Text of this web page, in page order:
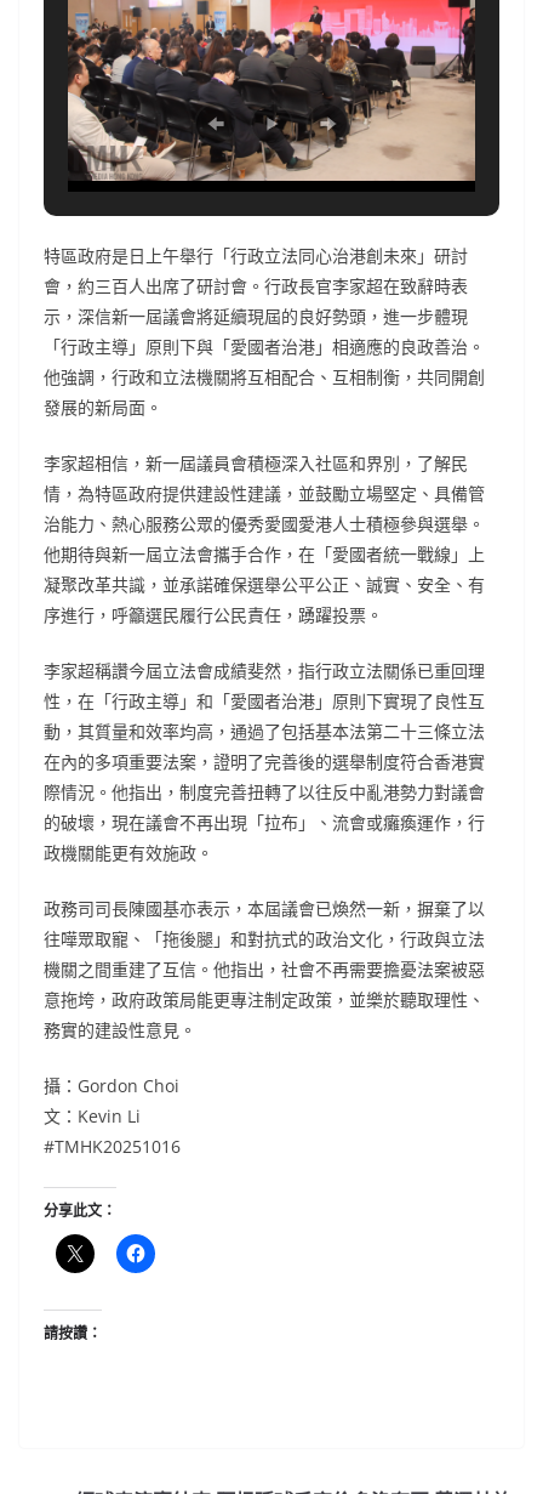
特區政府是日上午舉行「行政立法同心治港創未來」研討
會，約三百人出席了研討會。行政長官李家超在致辭時表
示，深信新一屆議會將延續現屆的良好勢頭，進一步體現
「行政主導」原則下與「愛國者治港」相適應的良政善治。
他強調，行政和立法機關將互相配合、互相制衡，共同開創
發展的新局面。
李家超相信，新一屆議員會積極深入社區和界別，了解民
情，為特區政府提供建設性建議，並鼓勵立場堅定、具備管
治能力、熱心服務公眾的優秀愛國愛港人士積極參與選舉。
他期待與新一屆立法會攜手合作，在「愛國者統一戰線」上
凝聚改革共識，並承諾確保選舉公平公正、誠實、安全、有
序進行，呼籲選民履行公民責任，踴躍投票。
李家超稱讚今屆立法會成績斐然，指行政立法關係已重回理
性，在「行政主導」和「愛國者治港」原則下實現了良性互
動，其質量和效率均高，通過了包括基本法第二十三條立法
在內的多項重要法案，證明了完善後的選舉制度符合香港實
際情況。他指出，制度完善扭轉了以往反中亂港勢力對議會
的破壞，現在議會不再出現「拉布」、流會或癱瘓運作，行
政機關能更有效施政。
政務司司長陳國基亦表示，本屆議會已煥然一新，摒棄了以
往嘩眾取寵、「拖後腿」和對抗式的政治文化，行政與立法
機關之間重建了互信。他指出，社會不再需要擔憂法案被惡
意拖垮，政府政策局能更專注制定政策，並樂於聽取理性、
務實的建設性意見。
攝：Gordon Choi
文：Kevin Li
#TMHK20251016
分享此文：
請按讚：